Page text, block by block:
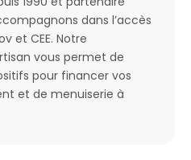
dans l’accès
et CEE. Notre
vous permet de
pour financer vos
et de menuiserie à